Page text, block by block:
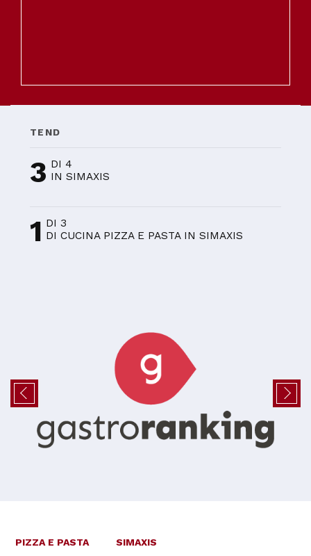
TEND
3 DI 4
IN SIMAXIS
1 DI 3
DI CUCINA PIZZA E PASTA IN SIMAXIS
PIZZA E PASTA SIMAXIS